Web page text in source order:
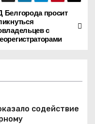
просит
с
содействие